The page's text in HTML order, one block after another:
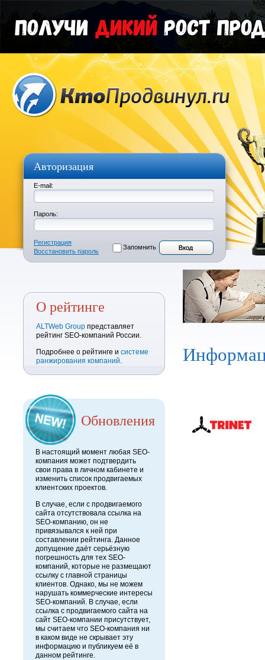
Авторизация
E-mail:
Пароль:
Регистрация
Восстановить пароль
Запомнить
О рейтинге
ALTWeb Group представляет
рейтинг SEO-компаний России.
Подробнее о рейтинге и системе
ранжирования компаний.
Обновления
В настоящий момент любая SEO-
компания может подтвердить
свои права в личном кабинете и
изменить список продвигаемых
клиентских проектов.
В случае, если с продвигаемого
сайта отсутствовала ссылка на
SEO-компанию, он не
привязывался к ней при
составлении рейтинга. Данное
допущение даёт серьёзную
погрешность для тех SEO-
компаний, которые не размещают
ссылку с главной страницы
клиентов. Однако, мы не можем
нарушать коммерческие интересы
SEO-компаний. В случае, если
ссылка с продвигаемого сайта на
сайт SEO-компании присутствует,
мы считаем что SEO-компания ни
в каком виде не скрывает эту
информацию и публикуем её в
данном рейтинге.